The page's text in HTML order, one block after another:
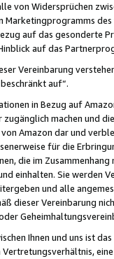
von Widersprüchen
Marketingprogramms
auf das gesonderte
auf das
Vereinbarung
auf“.
in Bezug auf
machen und
von Amazon dar und
für die
die im
einhalten. Sie werden
und alle
dieser Vereinbarung
Ihnen und uns ist